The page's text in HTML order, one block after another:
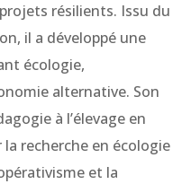
projets résilients. Issu du
il a développé une
écologie,
alternative. Son
à l’élevage en
recherche en écologie
et la